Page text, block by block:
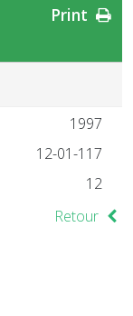
1997
12-01-117
12
Retour